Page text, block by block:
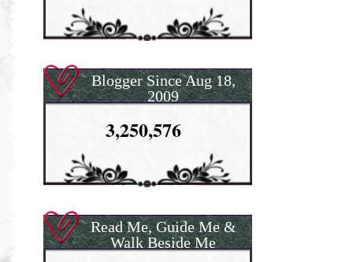
Blogger Since Aug 18,
2009
3,250,576
Read Me, Guide Me &
Walk Beside Me